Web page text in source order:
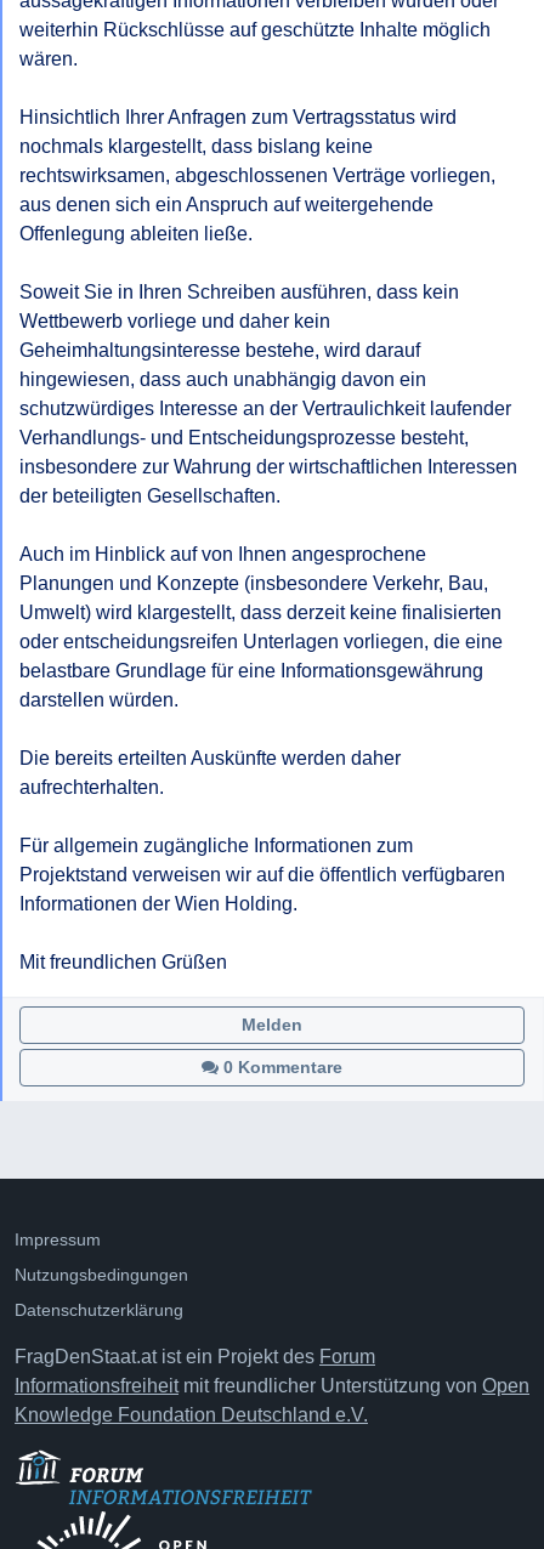
weiterhin Rückschlüsse auf geschützte Inhalte möglich
wären.
Hinsichtlich Ihrer Anfragen zum Vertragsstatus wird
nochmals klargestellt, dass bislang keine
rechtswirksamen, abgeschlossenen Verträge vorliegen,
aus denen sich ein Anspruch auf weitergehende
Offenlegung ableiten ließe.
Soweit Sie in Ihren Schreiben ausführen, dass kein
Wettbewerb vorliege und daher kein
Geheimhaltungsinteresse bestehe, wird darauf
hingewiesen, dass auch unabhängig davon ein
schutzwürdiges Interesse an der Vertraulichkeit laufender
Verhandlungs- und Entscheidungsprozesse besteht,
insbesondere zur Wahrung der wirtschaftlichen Interessen
der beteiligten Gesellschaften.
Auch im Hinblick auf von Ihnen angesprochene
Planungen und Konzepte (insbesondere Verkehr, Bau,
Umwelt) wird klargestellt, dass derzeit keine finalisierten
oder entscheidungsreifen Unterlagen vorliegen, die eine
belastbare Grundlage für eine Informationsgewährung
darstellen würden.
Die bereits erteilten Auskünfte werden daher
aufrechterhalten.
Für allgemein zugängliche Informationen zum
Projektstand verweisen wir auf die öffentlich verfügbaren
Informationen der Wien Holding.
Mit freundlichen Grüßen
0 Kommentare
Melden
Impressum
Nutzungsbedingungen
Datenschutzerklärung
FragDenStaat.at ist ein Projekt des Forum
Informationsfreiheitmit freundlicher Unterstützung von Open
Knowledge Foundation Deutschland e.V.